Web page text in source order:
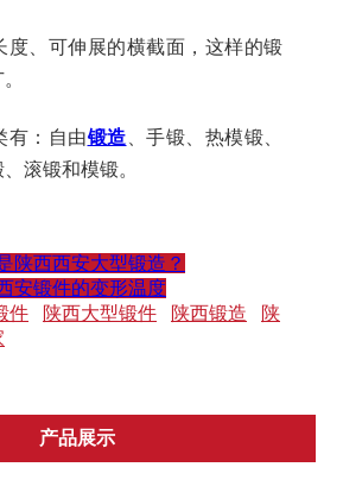
度、可伸展的横截面，这样的锻
有：自由锻造 、手锻、热模锻、
滚锻和模锻。
陕西西安大型锻造？
安锻件的变形温度
件 陕西大型锻件 陕西锻造
陕
产品展示